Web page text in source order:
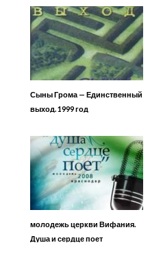
Сыны Грома — Единственный
выход. 1999 год
молодежь церкви Вифания.
Душа и сердце поет